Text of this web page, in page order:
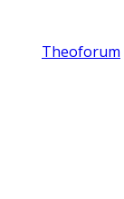
Theoforum